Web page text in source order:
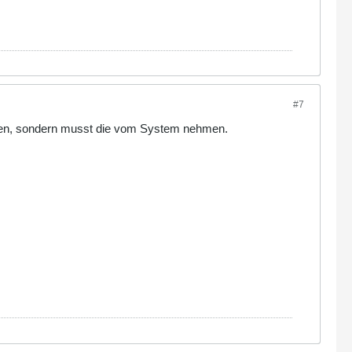
#7
sondern musst die vom System nehmen.